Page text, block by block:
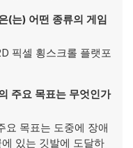
는) 어떤 종류의 게임
픽셀 횡스크롤 플랫포
요 목표는 무엇인가
목표는 도중에 장애
있는 깃발에 도달하